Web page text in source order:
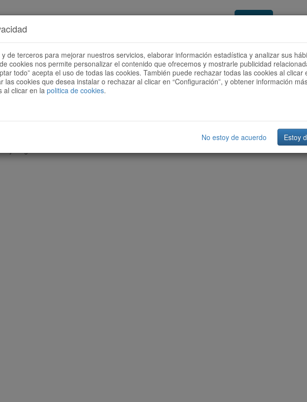
Acceder
de rutas Quieres ser colaborador? Cómo funciona
Ordenar por:Más
de terceros para mejorar nuestros servicios, elaborar información estadística y analizar sus
cookies nos permite personalizar el contenido que ofrecemos y mostrarle publicidad
todo” acepta el uso de todas las cookies. También puede rechazar todas las cookies al clicar
las cookies que desea instalar o rechazar al clicar en “Configuración”, y obtener información
al clicar en lapolitica de cookies.
No estoy de acuerdo Estoy